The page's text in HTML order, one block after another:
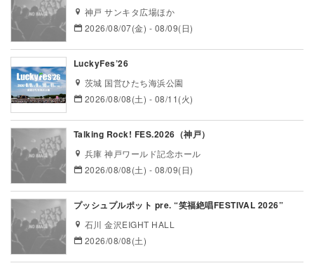
神戸 サンキタ広場ほか
2026/08/07(金) - 08/09(日)
LuckyFes’26
茨城 国営ひたち海浜公園
2026/08/08(土) - 08/11(火)
Talking Rock! FES.2026（神戸）
兵庫 神戸ワールド記念ホール
2026/08/08(土) - 08/09(日)
プッシュプルポット pre. “笑福絶唱FESTIVAL 2026”
石川 金沢EIGHT HALL
2026/08/08(土)